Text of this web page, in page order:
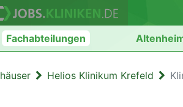
Fachabteilungen
Helios Klinikum Krefeld